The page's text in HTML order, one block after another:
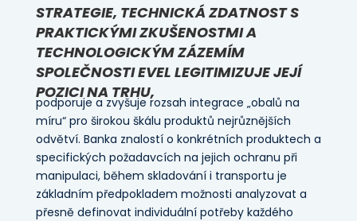
STRATEGIE, TECHNICKÁ ZDATNOST S
PRAKTICKÝMI ZKUŠENOSTMI A
TECHNOLOGICKÝM ZÁZEMÍM
SPOLEČNOSTI EVEL LEGITIMIZUJE JEJÍ
POZICI NA TRHU,
podporuje a zvyšuje rozsah integrace „obalů na
míru“ pro širokou škálu produktů nejrůznějších
odvětví. Banka znalostí o konkrétních produktech a
specifických požadavcích na jejich ochranu při
manipulaci, během skladování i transportu je
základním předpokladem možnosti analyzovat a
přesně definovat individuální potřeby každého